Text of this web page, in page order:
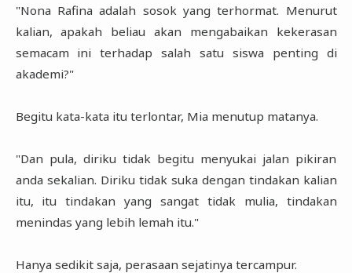
"Nona Rafina adalah sosok yang terhormat. Menurut
kalian, apakah beliau akan mengabaikan kekerasan
semacam ini terhadap salah satu siswa penting di
akademi?"
Begitu kata-kata itu terlontar, Mia menutup matanya.
"Dan pula, diriku tidak begitu menyukai jalan pikiran
anda sekalian. Diriku tidak suka dengan tindakan kalian
itu, itu tindakan yang sangat tidak mulia, tindakan
menindas yang lebih lemah itu."
Hanya sedikit saja, perasaan sejatinya tercampur.